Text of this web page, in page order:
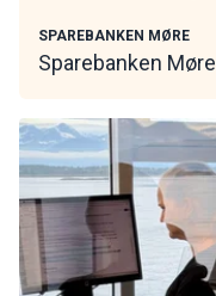
SPAREBANKEN MØRE
Sparebanken Møre